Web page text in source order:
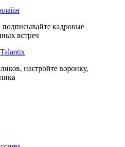
подписывайте кадровые
встреч
настройте воронку,